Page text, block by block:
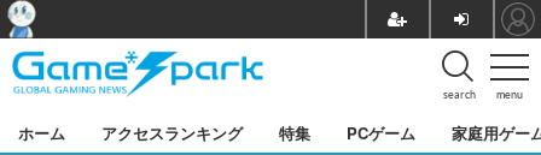
menu
search
ホーム アクセスランキング 特集 PCゲーム 家庭用ゲー